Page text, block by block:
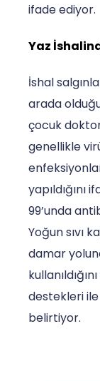
ifade ediyor.
Yaz
İshal
arada
çocuk
genellikle
yapıldığını
99’unda
Yoğun sıvı
damar
destekleri ile
belirtiyor.